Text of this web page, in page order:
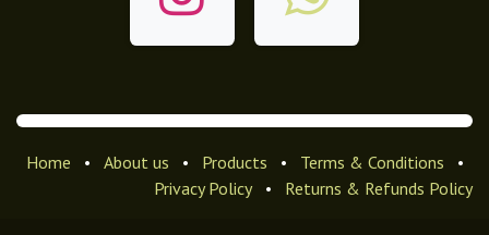
Home • About us • Products • Terms & Conditions
•
Privacy Policy
• Returns & Refunds Policy